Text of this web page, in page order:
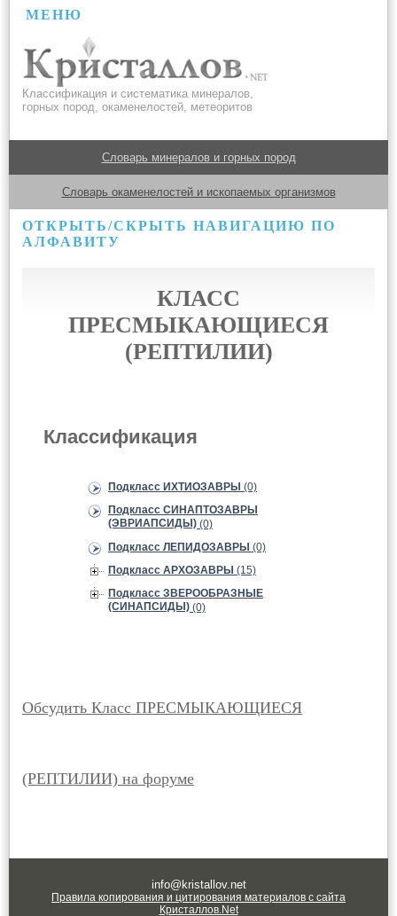
МЕНЮ
Классификация и систематика минералов,
горных пород, окаменелостей, метеоритов
Словарь минералов и горных пород
Словарь окаменелостей и ископаемых организмов
ОТКРЫТЬ/СКРЫТЬ НАВИГАЦИЮ ПО
АЛФАВИТУ
КЛАСС
ПРЕСМЫКАЮЩИЕСЯ
(РЕПТИЛИИ)
Классификация
Подкласс ИХТИОЗАВРЫ (0)
Подкласс СИНАПТОЗАВРЫ
(ЭВРИАПСИДЫ) (0)
Подкласс ЛЕПИДОЗАВРЫ (0)
Подкласс АРХОЗАВРЫ (15)
Подкласс ЗВЕРООБРАЗНЫЕ
(СИНАПСИДЫ) (0)
Обсудить Класс ПРЕСМЫКАЮЩИЕСЯ
(РЕПТИЛИИ) на форуме
info@kristallov.net
Правила копирования и цитирования материалов с сайта
Кристаллов.Net